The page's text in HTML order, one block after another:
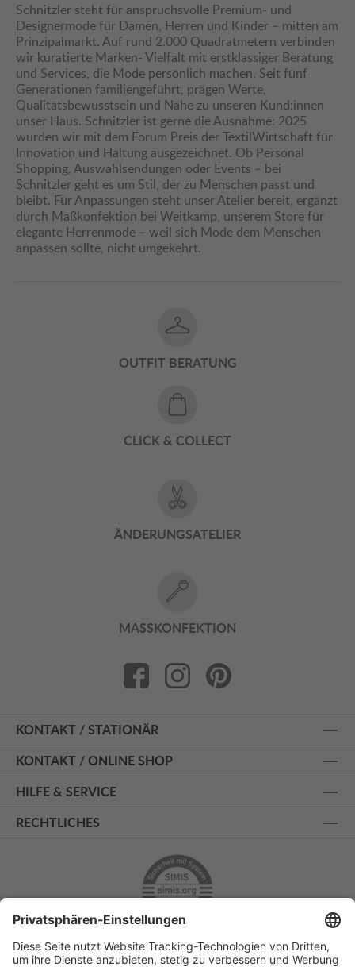
Schnitzler steht für anspruchsvolle Premium- und
Designermode für Damen, Herren und Kinder – mitten am
Prinzipalmarkt. Auf rund 2.000 Quadratmetern verbinden
wir kuratierte Marken- Vielfalt mit erstklassiger Beratung
und Services, die Mode persönlich machen. Seit fünf
Generationen familiengeführt, prägen Werte,
Qualitätsbewusstsein und Nähe zu unseren Kund:innen
unser Haus. Schnitzler ist gerne die Ausnahme: 2025
wurden wir mit dem Forum Preis der TextilWirtschaft für
Innovation und Haltung ausgezeichnet. Ob Personal
Shopping, Auswahlsendungen oder Events – bei
Schnitzler geht es um Stil, der zu Menschen passt und
bleibt. Für Anpassungen steht unser Atelier bereit, ergänzt
durch Maßkonfektion bei Weitkamp, unserem Store für
elegante Herrenmode – weil sich Mode dem Menschen
anpassen sollte, nicht umgekehrt.
OUTFIT BERATUNG
CLICK & COLLECT
ÄNDERUNGSATELIER
MASSKONFEKTION
KONTAKT / STATIONÄR
KONTAKT / ONLINE SHOP
HILFE & SERVICE
RECHTLICHES